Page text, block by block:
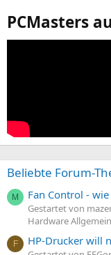
PCMasters
Beliebte Forum-
M Fan Control -
Gestartet von
Hardware Allgemein
F HP-Drucker will